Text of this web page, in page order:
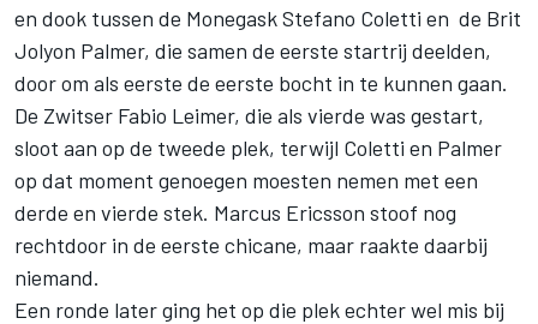
en dook tussen de Monegask Stefano Coletti en de Brit
Jolyon Palmer, die samen de eerste startrij deelden,
door om als eerste de eerste bocht in te kunnen gaan.
De Zwitser Fabio Leimer, die als vierde was gestart,
sloot aan op de tweede plek, terwijl Coletti en Palmer
op dat moment genoegen moesten nemen met een
derde en vierde stek. Marcus Ericsson stoof nog
rechtdoor in de eerste chicane, maar raakte daarbij
niemand.
Een ronde later ging het op die plek echter wel mis bij